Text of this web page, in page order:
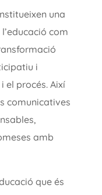
una
com
i
el procés. Així
comunicatives
amb
que és